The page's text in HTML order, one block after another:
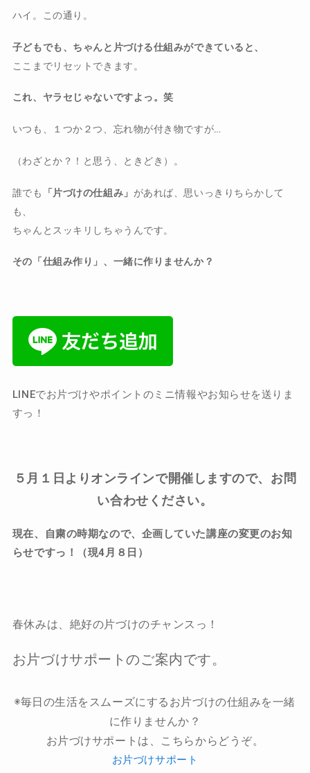
ハイ。この通り。
子どもでも、ちゃんと片づける仕組みができていると、
ここまでリセットできます。
これ、ヤラセじゃないですよっ。笑
いつも、１つか２つ、忘れ物が付き物ですが…
（わざとか？！と思う、ときどき）。
誰でも 「片づけの仕組み」 があれば、思いっきりちらかして
も、
ちゃんとスッキリしちゃうんです。
その「仕組み作り」、一緒に作りませんか？
LINEでお片づけやポイントのミニ情報やお知らせを送りま
すっ！
５月１日よりオンラインで開催しますので、お問
い合わせください。
現在、自粛の時期なので、企画していた講座の変更のお知
らせですっ！（現4月８日）
春休みは、絶好の片づけのチャンスっ！
お片づけサポートのご案内です。
◉毎日の生活をスムーズにするお片づけの仕組みを一緒
に作りませんか？
お片づけサポートは、こちらからどうぞ。
お片づけサポート